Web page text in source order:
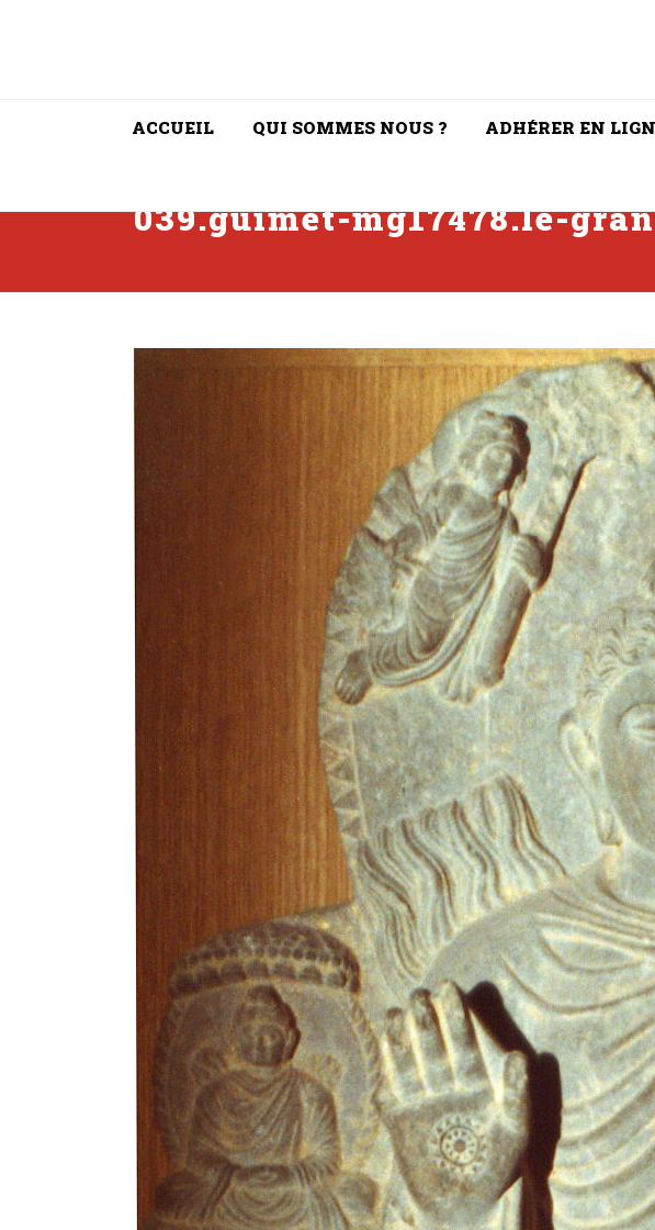
ACCUEIL QUI SOMMES NOUS ? ADHÉRER EN
039.guimet-mg17478.le-